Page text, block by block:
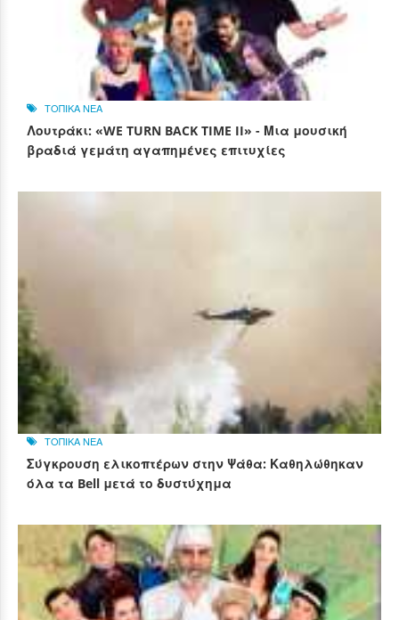
ΤΟΠΙΚΑ ΝΕΑ
Λουτράκι: «WE TURN BACK TIME II» - Μια μουσική
βραδιά γεμάτη αγαπημένες επιτυχίες
ΤΟΠΙΚΑ ΝΕΑ
Σύγκρουση ελικοπτέρων στην Ψάθα: Καθηλώθηκαν
όλα τα Bell μετά το δυστύχημα